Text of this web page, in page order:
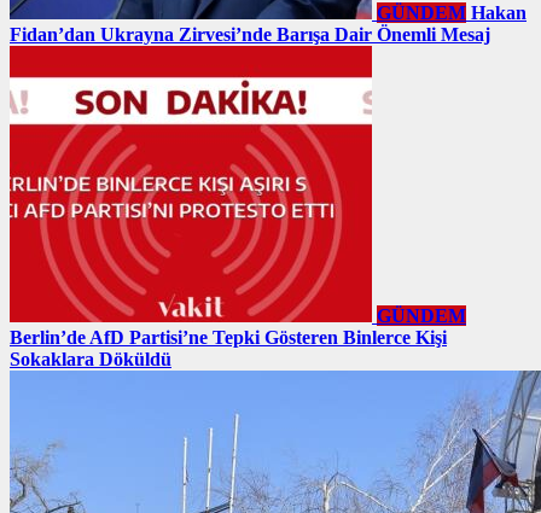
GÜNDEM Hakan
Fidan’dan Ukrayna Zirvesi’nde Barışa Dair Önemli Mesaj
GÜNDEM
Berlin’de AfD Partisi’ne Tepki Gösteren Binlerce Kişi
Sokaklara Döküldü